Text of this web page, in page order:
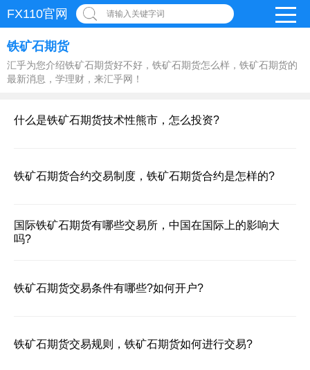
FX110官网 请输入关键字词
铁矿石期货
汇乎为您介绍铁矿石期货好不好，铁矿石期货怎么样，铁矿石期货的
最新消息，学理财，来汇乎网！
什么是铁矿石期货技术性熊市，怎么投资?
铁矿石期货合约交易制度，铁矿石期货合约是怎样的?
国际铁矿石期货有哪些交易所，中国在国际上的影响大
吗?
铁矿石期货交易条件有哪些?如何开户?
铁矿石期货交易规则，铁矿石期货如何进行交易?